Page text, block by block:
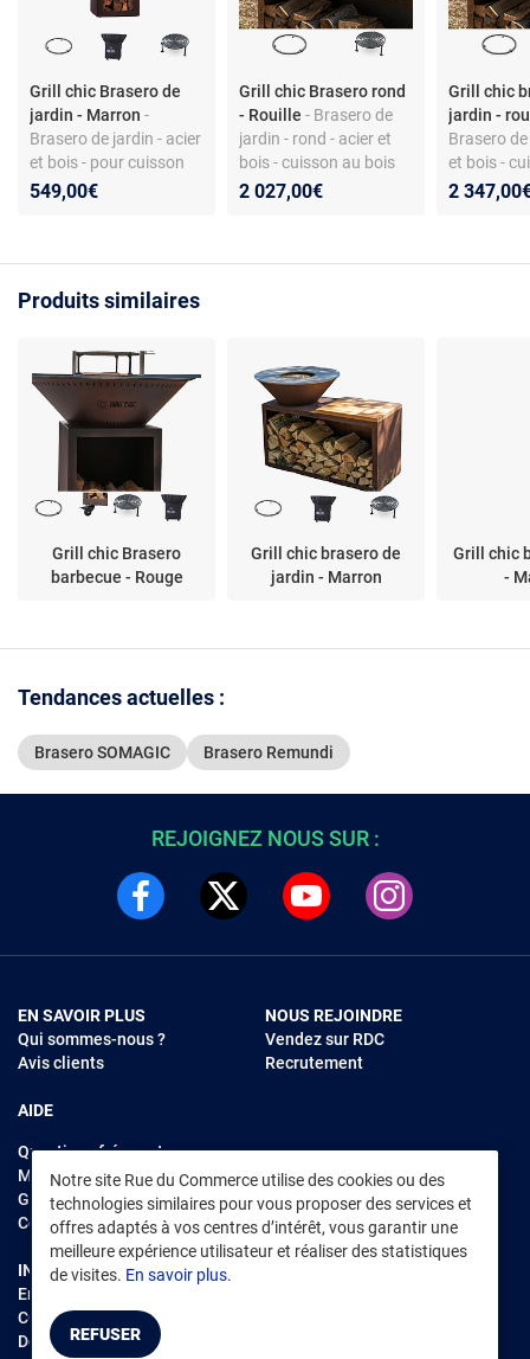
Grill chic Brasero de
jardin - Marron -
Brasero de jardin - acier
et bois - pour cuisson
au charbon
549,00€
Grill chic Brasero rond
- Rouille- Brasero de
jardin - rond - acier et
bois - cuisson au bois
2 027,00€
Grill chic
jardin -
Brasero
et bois -
plus de 8
2
Produits similaires
Grill chic Brasero
barbecue - Rouge
Grill chic brasero de
jardin - Marron
Grill chic
-
Tendances actuelles :
Brasero SOMAGIC Brasero Remundi
Notre site Rue du Commerce utilise des cookies ou des
technologies similaires pour vous proposer des services et
offres adaptés à vos centres d’intérêt, vous garantir une
meilleure expérience utilisateur et réaliser des statistiques
de visites. En savoir plus.
REFUSER
REJOIGNEZ NOUS SUR :
EN SAVOIR PLUS
Qui sommes-nous ?
Avis clients
AIDE
Questions fréquentes
Modes de règlements
Garantie et retours
Contacter Rue du Commerce
NOUS REJOINDRE
Vendez sur RDC
Recrutement
INFORMATIONS LÉGALES
Environnement
CGV /CGU Marketplace
Données personnelles